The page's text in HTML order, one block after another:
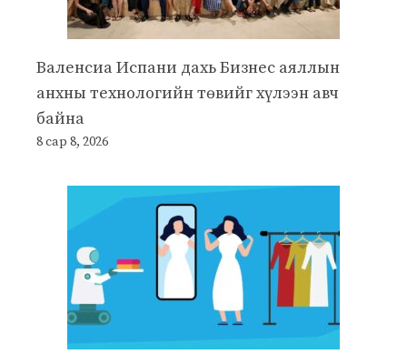
Валенсиа Испани дахь Бизнес аяллын
анхны технологийн төвийг хүлээн авч
байна
8 сар 8, 2026